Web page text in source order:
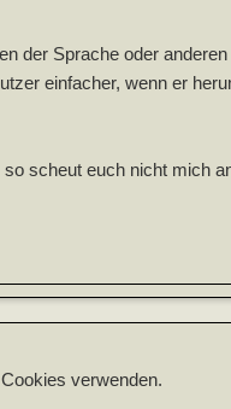
der Sprache oder
einfacher, wenn er
scheut euch nicht mich
verwenden.